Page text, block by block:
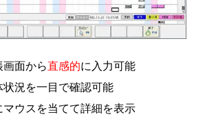
面から直感的に入力可能
状況を一目で確認可能
マウスを当てて詳細を表示